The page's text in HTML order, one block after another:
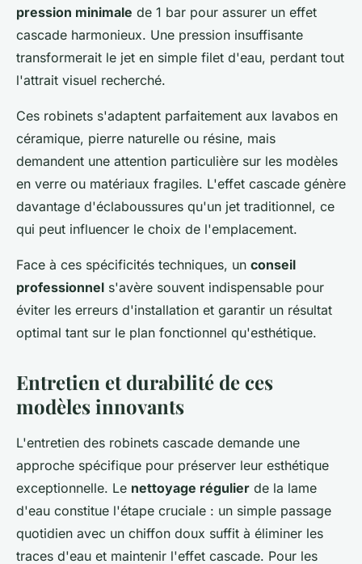
pression minimale de 1 bar pour assurer un effet
cascade harmonieux. Une pression insuffisante
transformerait le jet en simple filet d'eau, perdant tout
l'attrait visuel recherché.
Ces robinets s'adaptent parfaitement aux lavabos en
céramique, pierre naturelle ou résine, mais
demandent une attention particulière sur les modèles
en verre ou matériaux fragiles. L'effet cascade génère
davantage d'éclaboussures qu'un jet traditionnel, ce
qui peut influencer le choix de l'emplacement.
Face à ces spécificités techniques, un conseil
professionnel s'avère souvent indispensable pour
éviter les erreurs d'installation et garantir un résultat
optimal tant sur le plan fonctionnel qu'esthétique.
Entretien et durabilité de ces
modèles innovants
L'entretien des robinets cascade demande une
approche spécifique pour préserver leur esthétique
exceptionnelle. Le nettoyage régulier de la lame
d'eau constitue l'étape cruciale : un simple passage
quotidien avec un chiffon doux suffit à éliminer les
traces d'eau et maintenir l'effet cascade. Pour les